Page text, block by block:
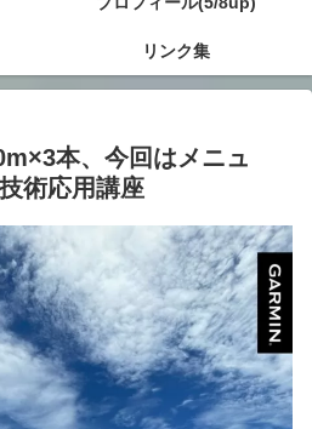
リンク集
本、今回はメニュ
術応用講座